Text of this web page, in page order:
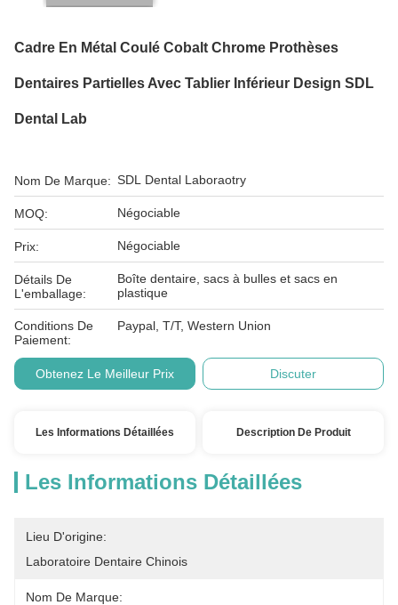
Cadre En Métal Coulé Cobalt Chrome Prothèses
Dentaires Partielles Avec Tablier Inférieur Design SDL
Dental Lab
Nom De Marque: SDL Dental Laboraotry
MOQ: Négociable
Prix: Négociable
Détails De
L'emballage:
Boîte dentaire, sacs à bulles et sacs en
plastique
Conditions De
Paiement:
Paypal, T/T, Western Union
Obtenez Le Meilleur Prix Discuter
Les Informations Détaillées Description De Produit
Les Informations Détaillées
Lieu D'origine:
Laboratoire Dentaire Chinois
Nom De Marque: